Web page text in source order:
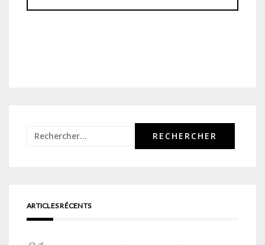
Rechercher :
ARTICLES RÉCENTS